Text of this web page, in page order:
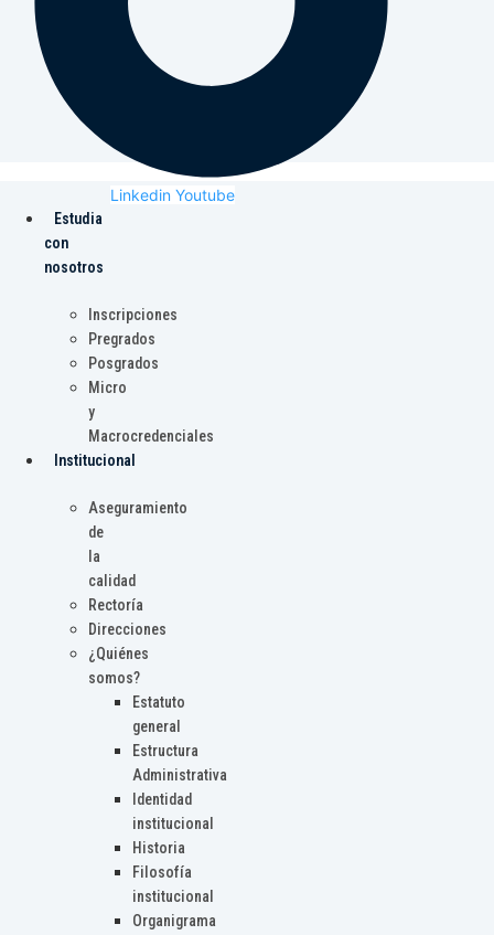
Linkedin Youtube
Estudia
con
nosotros
Inscripciones
Pregrados
Posgrados
Micro
y
Macrocredenciales
Institucional
Aseguramiento
de
la
calidad
Rectoría
Direcciones
¿Quiénes
somos?
Estatuto
general
Estructura
Administrativa
Identidad
institucional
Historia
Filosofía
institucional
Organigrama